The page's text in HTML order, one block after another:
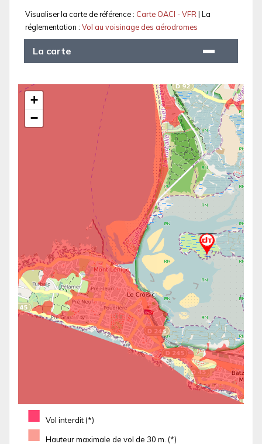
Visualiser la carte de référence : Carte OACI - VFR| La
réglementation : Vol au voisinage des aérodromes
La carte
■ Vol interdit (*)
■ Hauteur maximale de vol de 30 m. (*)